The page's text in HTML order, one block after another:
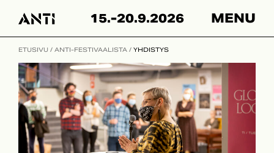
content
15.-20.9.2026 MENU
ETUSIVU / ANTI-FESTIVAALISTA / YHDISTYS